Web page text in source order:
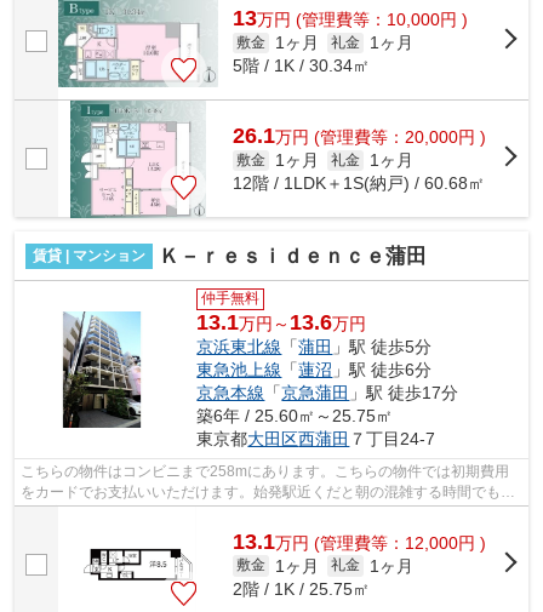
13万円 (管理費等：10,000円 )
敷金 1ヶ月 礼金
1ヶ月
5階 / 1K / 30.34㎡
26.1万円 (管理費等：20,000円 )
敷金 1ヶ月 礼金
1ヶ月
12階 / 1LDK＋1S(納戸) / 60.68㎡
賃貸 | マンション Ｋ－ｒｅｓｉｄｅｎｃｅ蒲田
仲手無料
13.1万円～ 13.6万円
京浜東北線 「蒲田 」駅 徒歩5分
東急池上線 「蓮沼 」駅 徒歩6分
京急本線 「京急蒲田 」駅 徒歩17分
築6年 / 25.60㎡～25.75㎡
東京都大田区西蒲田 ７丁目24-7
こちらの物件はコンビニまで258mにあります。こちらの物件では初期費用
をカードでお支払いいただけます。始発駅近くだと朝の混雑する時間でも電
13.1万円 (管理費等：12,000円 )
敷金 1ヶ月 礼金
1ヶ月
2階 / 1K / 25.75㎡